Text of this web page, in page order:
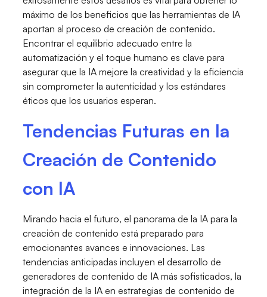
máximo de los beneficios que las herramientas de IA
aportan al proceso de creación de contenido.
Encontrar el equilibrio adecuado entre la
automatización y el toque humano es clave para
asegurar que la IA mejore la creatividad y la eficiencia
sin comprometer la autenticidad y los estándares
éticos que los usuarios esperan.
Tendencias Futuras en la
Creación de Contenido
con IA
Mirando hacia el futuro, el panorama de la IA para la
creación de contenido está preparado para
emocionantes avances e innovaciones. Las
tendencias anticipadas incluyen el desarrollo de
generadores de contenido de IA más sofisticados, la
integración de la IA en estrategias de contenido de